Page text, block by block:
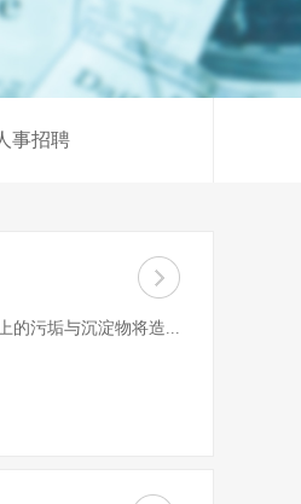
机
箱
事招聘
的污垢与沉淀物将造...